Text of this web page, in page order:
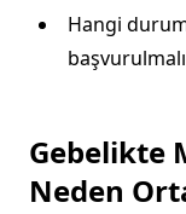
Hangi
Gebelikte
Neden